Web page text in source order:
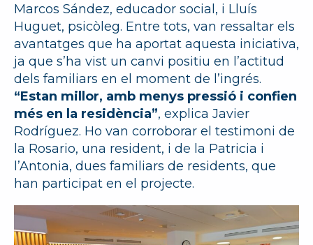
Marcos Sández, educador social, i Lluís
Huguet, psicòleg. Entre tots, van ressaltar els
avantatges que ha aportat aquesta iniciativa,
ja que s’ha vist un canvi positiu en l’actitud
dels familiars en el moment de l’ingrés.
“Estan millor, amb menys pressió i confien
més en la residència”, explica Javier
Rodríguez. Ho van corroborar el testimoni de
la Rosario, una resident, i de la Patricia i
l’Antonia, dues familiars de residents, que
han participat en el projecte.